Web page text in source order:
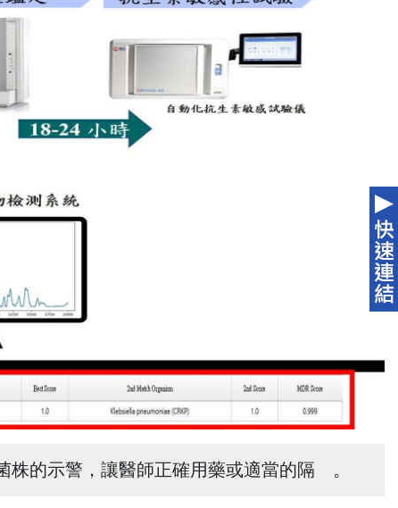
的示警，讓醫師正確用藥或適當的隔離。